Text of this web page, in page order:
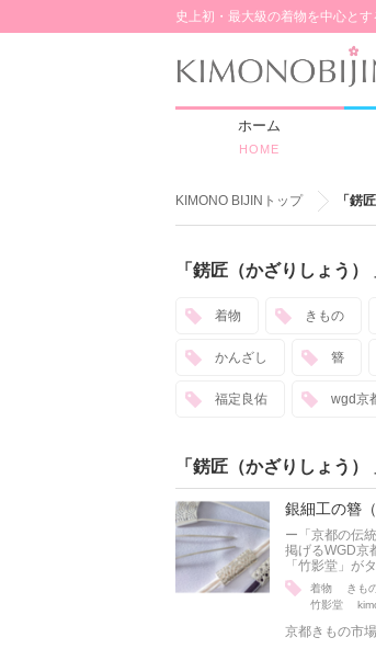
史上初・最大級の着物を中心と
ホーム
HOME
KIMONO BIJINトップ 「錺
「錺匠（かざりしょう
着物 きもの
かんざし 簪
福定良佑 wgd京
「錺匠（かざりしょう
銀細工の簪
ー「京都の伝
掲げるWGD京
「竹影堂」が
着物 きも
竹影堂
京都きもの市場